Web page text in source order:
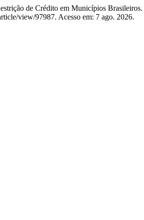
de Crédito em Municípios Brasileiros.
view/97987. Acesso em: 7 ago. 2026.